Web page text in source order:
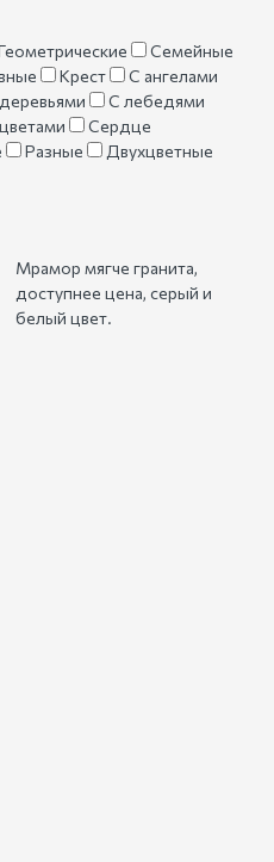
Семейные
Крест
С ангелами
С лебедями
Сердце
Разные
Двухцветные
Мрамор мягче гранита,
доступнее цена, серый и
белый цвет.